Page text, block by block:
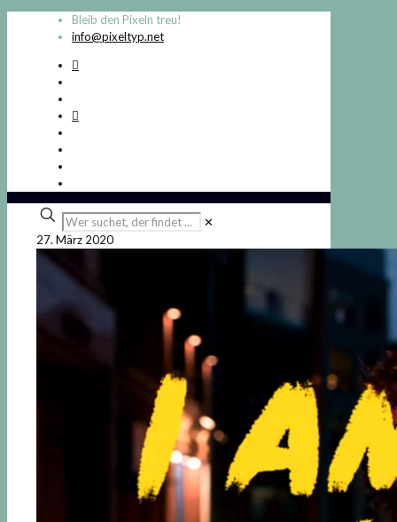
Bleib den Pixeln treu!
info@pixeltyp.net
Wer
suchet,
der
...
✕
27. März 2020